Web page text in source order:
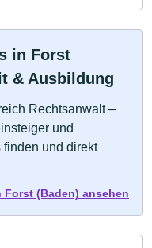
in Forst
& Ausbildung
Rechtsanwalt –
und
finden und direkt
(Baden) ansehen